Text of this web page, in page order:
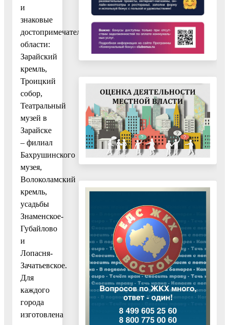
и
знаковые
достопримечательности
области:
Зарайский
кремль,
Троицкий
собор,
Театральный
музей в
Зарайске
– филиал
Бахрушинского
музея,
Волоколамский
кремль,
усадьбы
Знаменское-
Губайлово
и
Лопасня-
Зачатьевское.
Для
каждого
города
изготовлена